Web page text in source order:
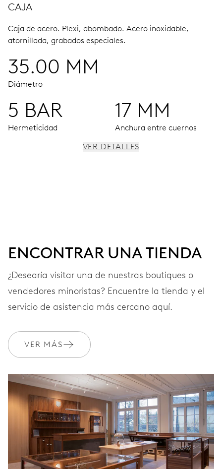
CAJA
Caja de acero. Plexi, abombado. Acero inoxidable,
atornillada, grabados especiales.
35.00 MM
Diámetro
5 BAR
Hermeticidad
17 MM
Anchura entre cuernos
41 h
CALIBRE
733-1
DIMENSIONES
Ø 25.60 mm, 11 1/2’’’
CARGA
Remonte automático
FRECUENCIA
28’800 A/h, 4 Hz
VER DETALLES
ENCONTRAR UNA TIENDA
¿Desearía visitar una de nuestras boutiques o
vendedores minoristas? Encuentre la tienda y el
servicio de asistencia más cercano aquí.
VER MÁS